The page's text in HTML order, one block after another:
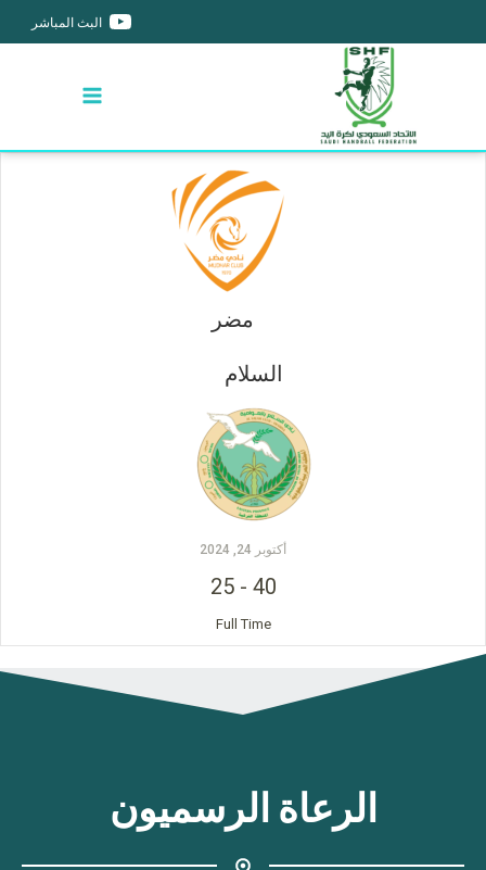
البث المباشر
مضر
السلام
أكتوبر 24, 2024
40
-
25
Full Time
الرعاة الرسميون